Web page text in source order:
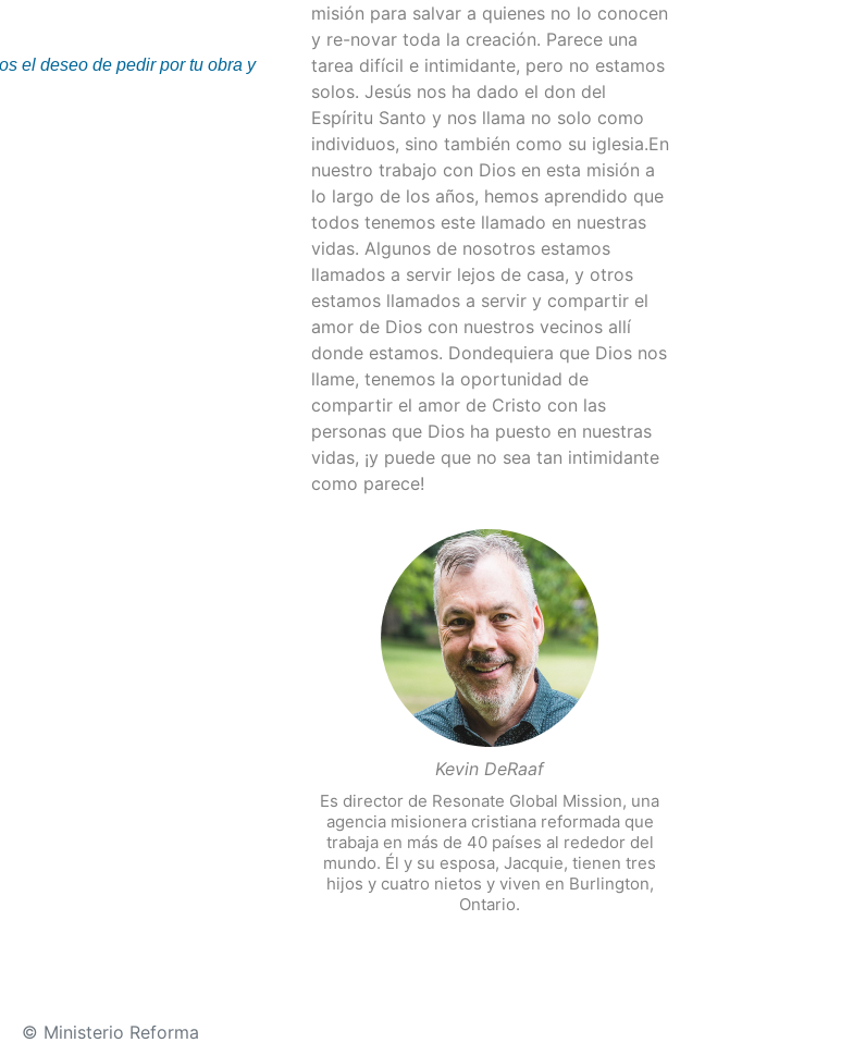
el deseo de pedir por tu obra y
misión para salvar a quienes no lo conocen
y re-novar toda la creación. Parece una
tarea difícil e intimidante, pero no estamos
solos. Jesús nos ha dado el don del
Espíritu Santo y nos llama no solo como
individuos, sino también como su iglesia.En
nuestro trabajo con Dios en esta misión a
lo largo de los años, hemos aprendido que
todos tenemos este llamado en nuestras
vidas. Algunos de nosotros estamos
llamados a servir lejos de casa, y otros
estamos llamados a servir y compartir el
amor de Dios con nuestros vecinos allí
donde estamos. Dondequiera que Dios nos
llame, tenemos la oportunidad de
compartir el amor de Cristo con las
personas que Dios ha puesto en nuestras
vidas, ¡y puede que no sea tan intimidante
como parece!
Kevin DeRaaf
Es director de Resonate Global Mission, una
agencia misionera cristiana reformada que
trabaja en más de 40 países al rededor del
mundo. Él y su esposa, Jacquie, tienen tres
hijos y cuatro nietos y viven en Burlington,
Ontario.
© Ministerio Reforma